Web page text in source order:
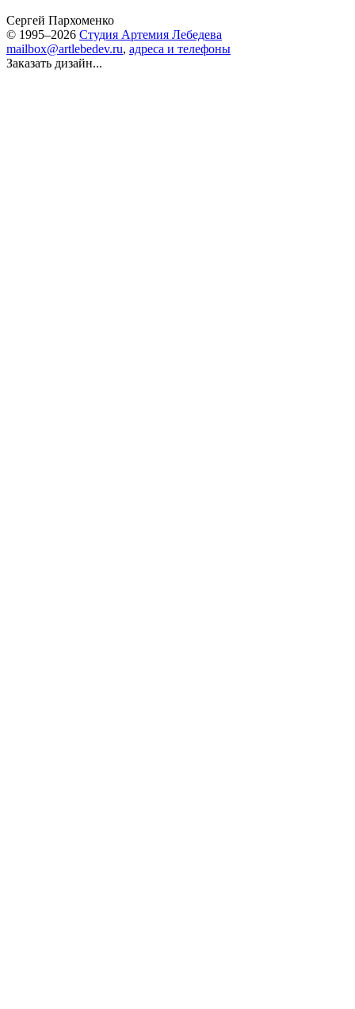
Сергей Пархоменко
© 1995–2026 Студия Артемия Лебедева
mailbox@artlebedev.ru, адреса и телефоны
Заказать дизайн...